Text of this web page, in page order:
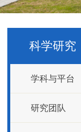
科学研究
学科与平台
研究团队